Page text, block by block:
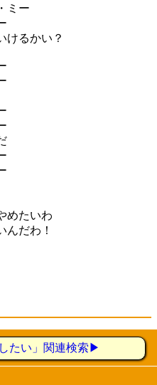
ミー
るかい？
めたいわ
だわ！
たい」関連検索▶